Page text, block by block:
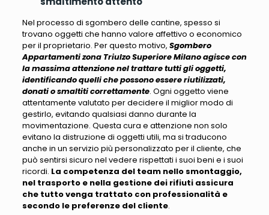
Nel processo di sgombero delle cantine, spesso si
trovano oggetti che hanno valore affettivo o economico
per il proprietario. Per questo motivo, Sgombero
Appartamenti zona Triulzo Superiore Milano agisce con
la massima attenzione nel trattare tutti gli oggetti,
identificando quelli che possono essere riutilizzati,
donati o smaltiti correttamente. Ogni oggetto viene
attentamente valutato per decidere il miglior modo di
gestirlo, evitando qualsiasi danno durante la
movimentazione. Questa cura e attenzione non solo
evitano la distruzione di oggetti utili, ma si traducono
anche in un servizio più personalizzato per il cliente, che
può sentirsi sicuro nel vedere rispettati i suoi beni e i suoi
ricordi. La competenza del team nello smontaggio,
nel trasporto e nella gestione dei rifiuti assicura
che tutto venga trattato con professionalità e
secondo le preferenze del cliente.